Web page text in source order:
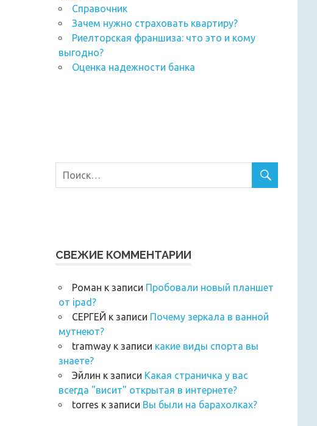
Справочник
Зачем нужно страховать квартиру?
Риелторская франшиза: что это и кому
выгодно?
Оценка надежности банка
СВЕЖИЕ КОММЕНТАРИИ
Роман к записи Пробовали новый планшет
от ipad?
СЕРГЕЙ к записи Почему зеркала в ванной
мутнеют?
tramway к записи какие виды спорта вы
знаете?
Эйлин к записи Какая страничка у вас
всегда "висит" открытая в интернете?
torres к записи Вы были на барахолках?